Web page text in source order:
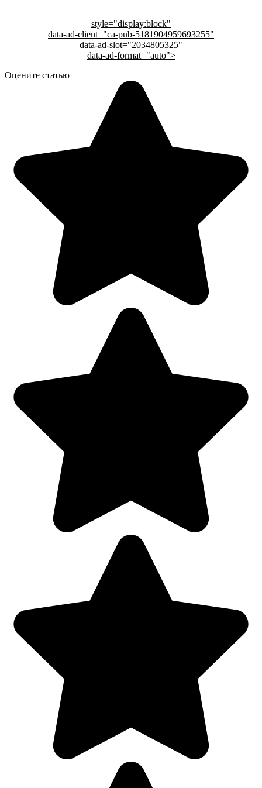
style="display:block"
data-ad-client="ca-pub-5181904959693255"
data-ad-slot="2034805325"
data-ad-format="auto">
Оцените статью